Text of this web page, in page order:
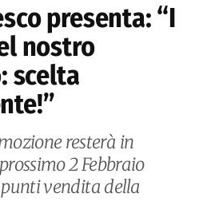
presenta: “I
nostro
scelta
resterà in
2 Febbraio
vendita della